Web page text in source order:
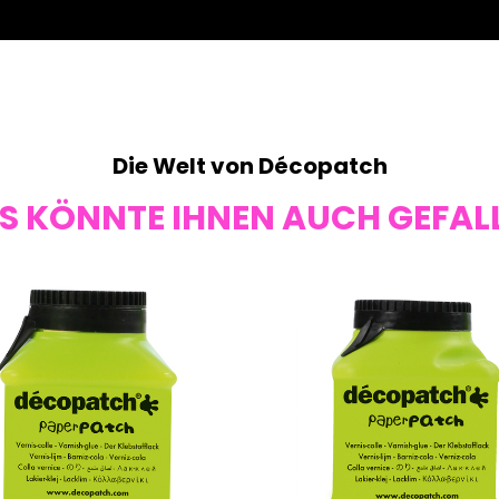
Die Welt von Décopatch
KÖNNTE IHNEN AUCH